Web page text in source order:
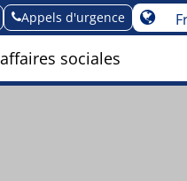
Appels d'urgence
sociales